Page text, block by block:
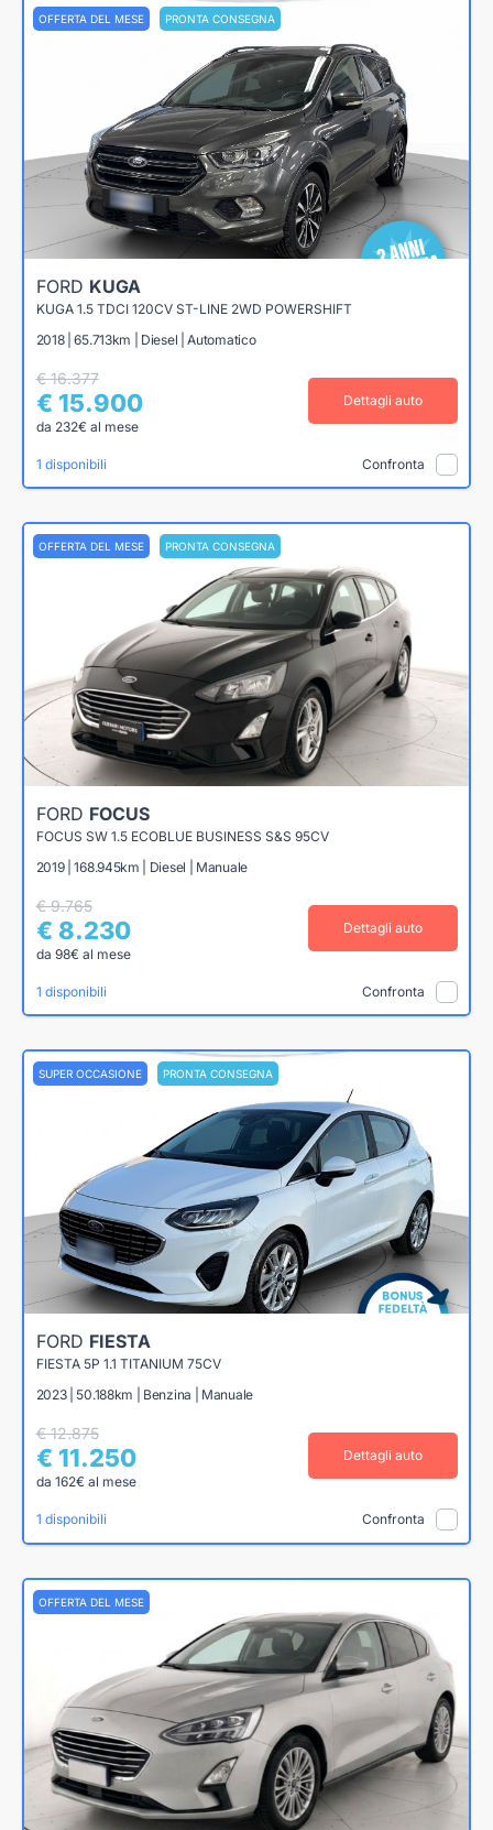
OFFERTA DEL MESE PRONTA CONSEGNA
FORD KUGA
KUGA 1.5 TDCI 120CV ST-LINE 2WD POWERSHIFT
2018 | 65.713km | Diesel | Automatico
€ 16.377
€ 15.900
da 232€ al mese
Dettagli auto
1 disponibili Confronta
OFFERTA DEL MESE PRONTA CONSEGNA
FORD FOCUS
FOCUS SW 1.5 ECOBLUE BUSINESS S&S 95CV
2019 | 168.945km | Diesel | Manuale
€ 9.765
€ 8.230
da 98€ al mese
Dettagli auto
1 disponibili Confronta
SUPER OCCASIONE PRONTA CONSEGNA
FORD FIESTA
FIESTA 5P 1.1 TITANIUM 75CV
2023 | 50.188km | Benzina | Manuale
€ 12.875
€ 11.250
da 162€ al mese
Dettagli auto
1 disponibili Confronta
OFFERTA DEL MESE